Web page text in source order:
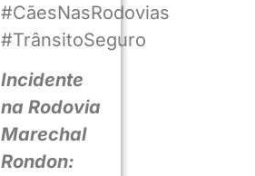
#CãesNasRodovias
#TrânsitoSeguro
Incidente
na Rodovia
Marechal
Rondon: